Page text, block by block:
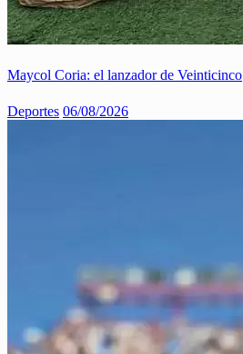
Maycol Coria: el lanzador de Veinticinco
Deportes 06/08/2026